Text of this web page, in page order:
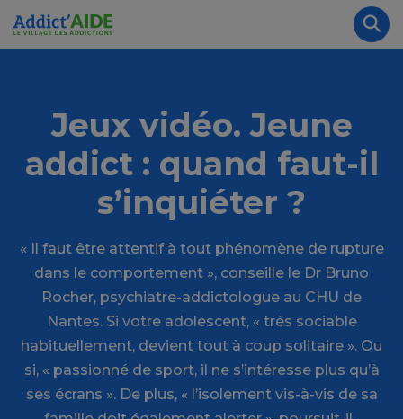
Aller au contenu principal
Jeux vidéo. Jeune
addict : quand faut-il
s’inquiéter ?
« Il faut être attentif à tout phénomène de rupture
dans le comportement », conseille le Dr Bruno
Rocher, psychiatre-addictologue au CHU de
Nantes. Si votre adolescent, « très sociable
habituellement, devient tout à coup solitaire ». Ou
si, « passionné de sport, il ne s’intéresse plus qu’à
ses écrans ». De plus, « l’isolement vis-à-vis de sa
Panneau de gestion des cookies